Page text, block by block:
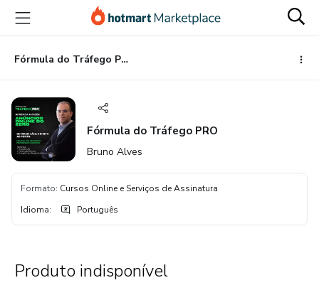
para
conteúdo
principal
para
pagamento
para
rodapé
Fórmula do Tráfego PRO
Fórmula do Tráfego PRO
Bruno Alves
Formato: Cursos Online e Serviços de Assinatura
Idioma: Português
Produto indisponível